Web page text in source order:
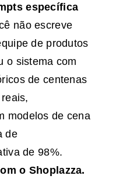
específica
não escreve
de produtos
o sistema com
de centenas
modelos de cena
de
de 98%.
o Shoplazza.